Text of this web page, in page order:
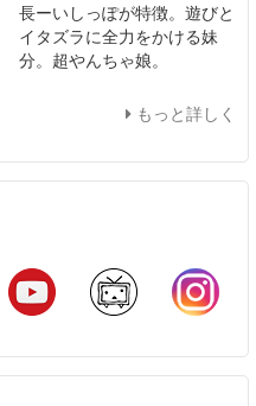
長ーいしっぽが特徴。遊びと
イタズラに全力をかける妹
分。超やんちゃ娘。
もっと詳しく
Feedly YouTube ニコニコ動画